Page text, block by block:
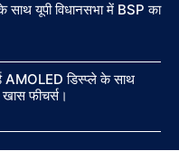
यूपी विधानसभा में BSP का
डिस्प्ले के साथ
फीचर्स।